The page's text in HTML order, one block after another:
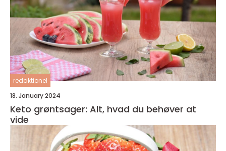
redaktionel
18. January 2024
Keto grøntsager: Alt, hvad du behøver at
vide